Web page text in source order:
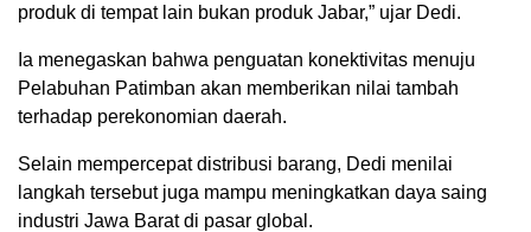
produk di tempat lain bukan produk Jabar,” ujar Dedi.
Ia menegaskan bahwa penguatan konektivitas menuju
Pelabuhan Patimban akan memberikan nilai tambah
terhadap perekonomian daerah.
Selain mempercepat distribusi barang, Dedi menilai
langkah tersebut juga mampu meningkatkan daya saing
industri Jawa Barat di pasar global.